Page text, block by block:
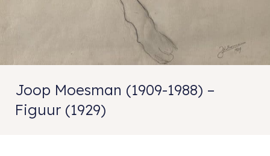
Joop Moesman (1909-1988) –
Figuur (1929)